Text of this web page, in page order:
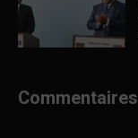
Commentaires